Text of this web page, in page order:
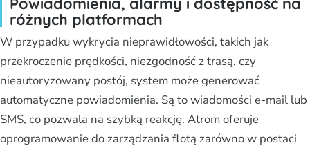
różnych platformach
W przypadku wykrycia nieprawidłowości, takich jak
przekroczenie prędkości, niezgodność z trasą, czy
nieautoryzowany postój, system może generować
automatyczne powiadomienia. Są to wiadomości e-mail lub
SMS, co pozwala na szybką reakcję. Atrom oferuje
oprogramowanie do zarządzania flotą zarówno w postaci